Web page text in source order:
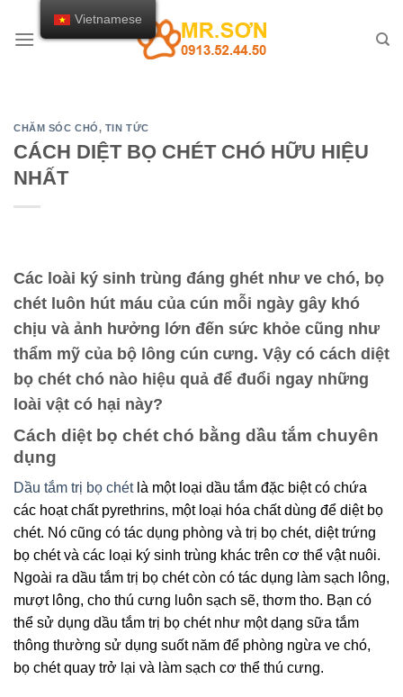
đến
CHĂM SÓC CHÓ, TIN TỨC
CÁCH DIỆT BỌ CHÉT CHÓ HỮU HIỆU
NHẤT
Các loài ký sinh trùng đáng ghét như ve chó, bọ
chét luôn hút máu của cún mỗi ngày gây khó
chịu và ảnh hưởng lớn đến sức khỏe cũng như
thẩm mỹ của bộ lông cún cưng. Vậy có cách diệt
bọ chét chó nào hiệu quả để đuổi ngay những
loài vật có hại này?
Cách diệt bọ chét chó bằng dầu tắm chuyên
dụng
Dầu tắm trị bọ chétlà một loại dầu tắm đặc biệt có chứa
các hoạt chất pyrethrins, một loại hóa chất dùng để diệt bọ
chét. Nó cũng có tác dụng phòng và trị bọ chét, diệt trứng
bọ chét và các loại ký sinh trùng khác trên cơ thể vật nuôi.
Ngoài ra dầu tắm trị bọ chét còn có tác dụng làm sạch lông,
mượt lông, cho thú cưng luôn sạch sẽ, thơm tho. Bạn có
thể sử dụng dầu tắm trị bọ chét như một dạng sữa tắm
thông thường sử dụng suốt năm để phòng ngừa ve chó,
bọ chét quay trở lại và làm sạch cơ thể thú cưng.
Vietnamese